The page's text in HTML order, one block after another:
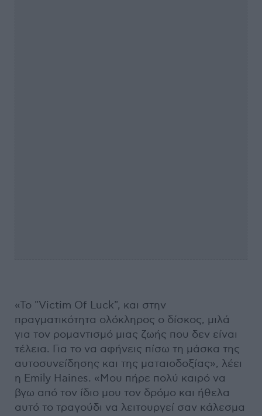
«Το "Victim Of Luck", και στην
πραγματικότητα ολόκληρος ο δίσκος, μιλά
για τον ρομαντισμό μιας ζωής που δεν είναι
τέλεια. Για το να αφήνεις πίσω τη μάσκα της
αυτοσυνείδησης και της ματαιοδοξίας», λέει
η Emily Haines. «Μου πήρε πολύ καιρό να
βγω από τον ίδιο μου τον δρόμο και ήθελα
αυτό το τραγούδι να λειτουργεί σαν κάλεσμα